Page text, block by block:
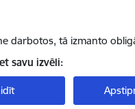
darbotos, tā izmanto
savu izvēli: